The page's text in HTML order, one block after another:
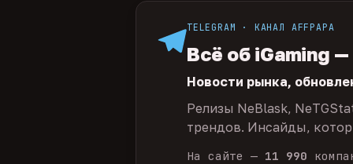
TELEGRAM · КАНАЛ AFFPAPA
Всё об iGaming
Новости рынка,
Релизы NeBlask,
трендов. Инсайды,
На сайте — 11 990